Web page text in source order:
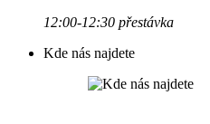
12:00-12:30 přestávka
Kde nás najdete